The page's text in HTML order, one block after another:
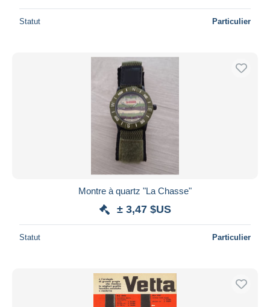
Statut Particulier
Montre à quartz "La Chasse"
± 3,47 $US
Statut Particulier